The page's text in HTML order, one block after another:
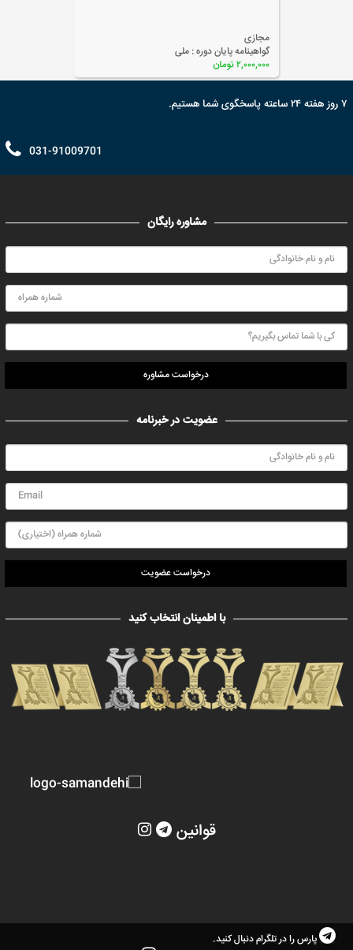
مجازی
گواهینامه پایان دوره : ملی
۲,۰۰۰,۰۰۰ تومان
۷ روز هفته ۲۴ ساعته پاسخگوی شما هستیم.
031-91009701
مشاوره رایگان
درخواست مشاوره
عضویت در خبرنامه
درخواست عضویت
با اطمینان انتخاب کنید
قوانین
پارس را در تلگرام دنبال کنید.